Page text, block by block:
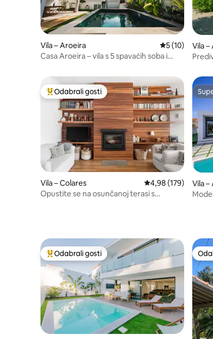
Vila – Aroeira Prosječna
5 (10)
Casa Aroeira – vila s 5 spavaćih soba i
Vila
Među najviše rangiranima s oznakom „Odabrali
Odabrali gosti
Vila – Colares Prosječna ocjena:
4,98 (179)
Opustite se na osunčanoj terasi s
Vila
Među najviše rangiranima s oznakom „Odabrali
Odabrali gosti